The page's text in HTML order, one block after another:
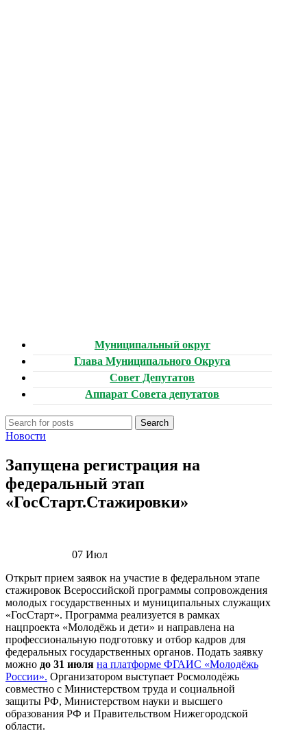
Муниципальный округ
Глава Муниципального Округа
Совет Депутатов
Аппарат Совета депутатов
Search
Новости
Запущена регистрация на
федеральный этап
«ГосСтарт.Стажировки»
07Июл
Открыт прием заявок на участие в федеральном этапе
стажировок Всероссийской программы сопровождения
молодых государственных и муниципальных служащих
«ГосСтарт». Программа реализуется в рамках
нацпроекта «Молодёжь и дети» и направлена на
профессиональную подготовку и отбор кадров для
федеральных государственных органов. Подать заявку
можно до 31 июля на платформе ФГАИС «Молодёжь
России». Организатором выступает Росмолодёжь
совместно с Министерством труда и социальной
защиты РФ, Министерством науки и высшего
образования РФ и Правительством Нижегородской
области.